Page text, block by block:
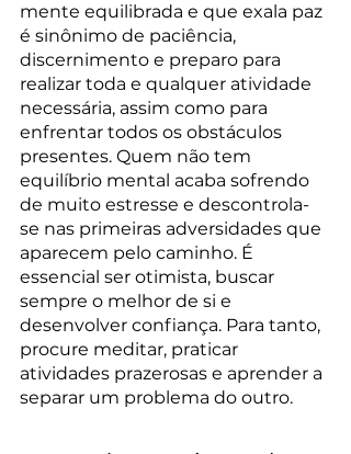
mente equilibrada e que exala paz
é sinônimo de paciência,
discernimento e preparo para
realizar toda e qualquer atividade
necessária, assim como para
enfrentar todos os obstáculos
presentes. Quem não tem
equilíbrio mental acaba sofrendo
de muito estresse e descontrola-
se nas primeiras adversidades que
aparecem pelo caminho. É
essencial ser otimista, buscar
sempre o melhor de si e
desenvolver confiança. Para tanto,
procure meditar, praticar
atividades prazerosas e aprender a
separar um problema do outro.